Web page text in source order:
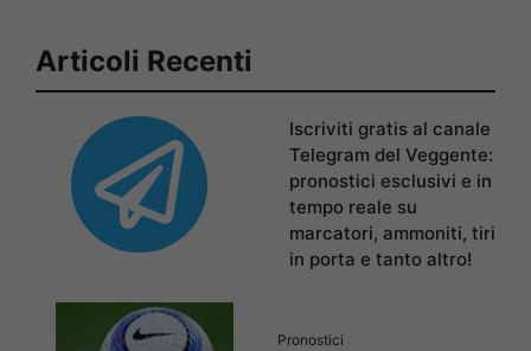
Articoli Recenti
Iscriviti gratis al canale
Telegram del Veggente:
pronostici esclusivi e in
tempo reale su
marcatori, ammoniti, tiri
in porta e tanto altro!
Pronostici